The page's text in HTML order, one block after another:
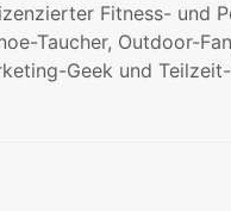
Fitness- und
Taucher, Outdoor-
Geek und